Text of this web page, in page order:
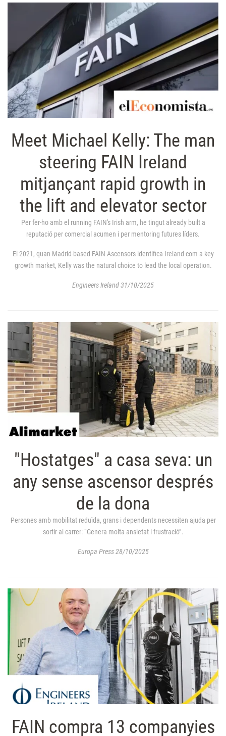
Meet Michael Kelly: The man
steering FAIN Ireland
mitjançant rapid growth in
the lift and elevator sector
Per fer-ho amb el running FAIN's Irish arm, he tingut already built a
reputació per comercial acumen i per mentoring futures líders.
El 2021, quan Madrid-based FAIN Ascensors identifica Ireland com a key
growth market, Kelly was the natural choice to lead the local operation.
Engineers Ireland 31/10/2025
"Hostatges" a casa seva: un
any sense ascensor després
de la dona
Persones amb mobilitat reduïda, grans i dependents necessiten ajuda per
sortir al carrer: “Genera molta ansietat i frustració”.
Europa Press 28/10/2025
FAIN compra 13 companyies